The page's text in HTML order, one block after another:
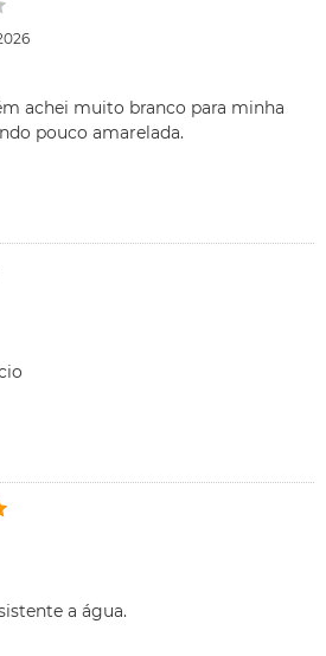
achei muito branco para minha
pouco amarelada.
a água.